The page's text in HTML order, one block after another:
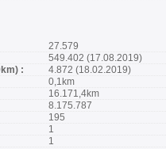
27.579
549.402 (17.08.2019)
:
4.872 (18.02.2019)
0,1km
16.171,4km
8.175.787
195
1
1